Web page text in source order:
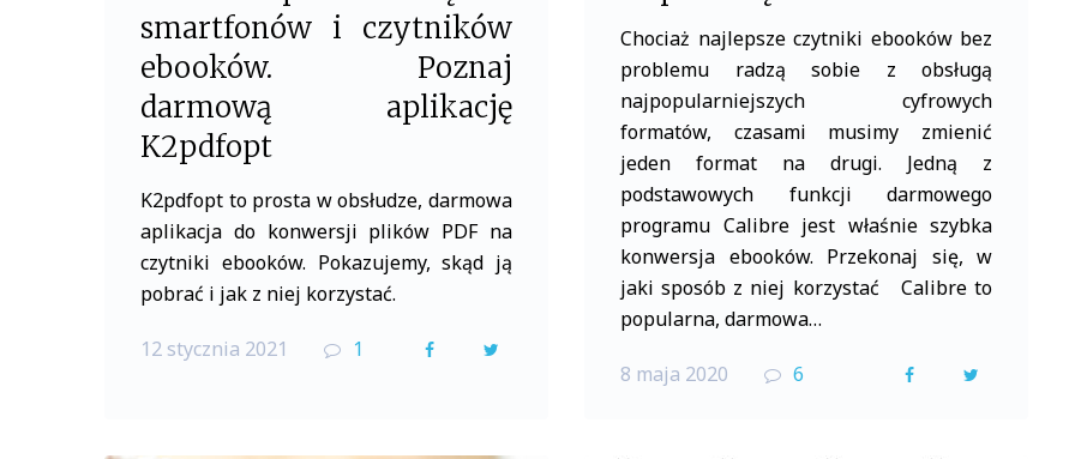
smartfonów i czytników
ebooków. Poznaj
darmową aplikację
K2pdfopt
K2pdfopt to prosta w obsłudze, darmowa
aplikacja do konwersji plików PDF na
czytniki ebooków. Pokazujemy, skąd ją
pobrać i jak z niej korzystać.
12 stycznia 2021 1
F
Chociaż najlepsze czytniki ebooków bez
problemu radzą sobie z obsługą
najpopularniejszych cyfrowych
formatów, czasami musimy zmienić
jeden format na drugi. Jedną z
podstawowych funkcji darmowego
programu Calibre jest właśnie szybka
konwersja ebooków. Przekonaj się, w
jaki sposób z niej korzystać Calibre to
popularna, darmowa…
8 maja 2020 6
F